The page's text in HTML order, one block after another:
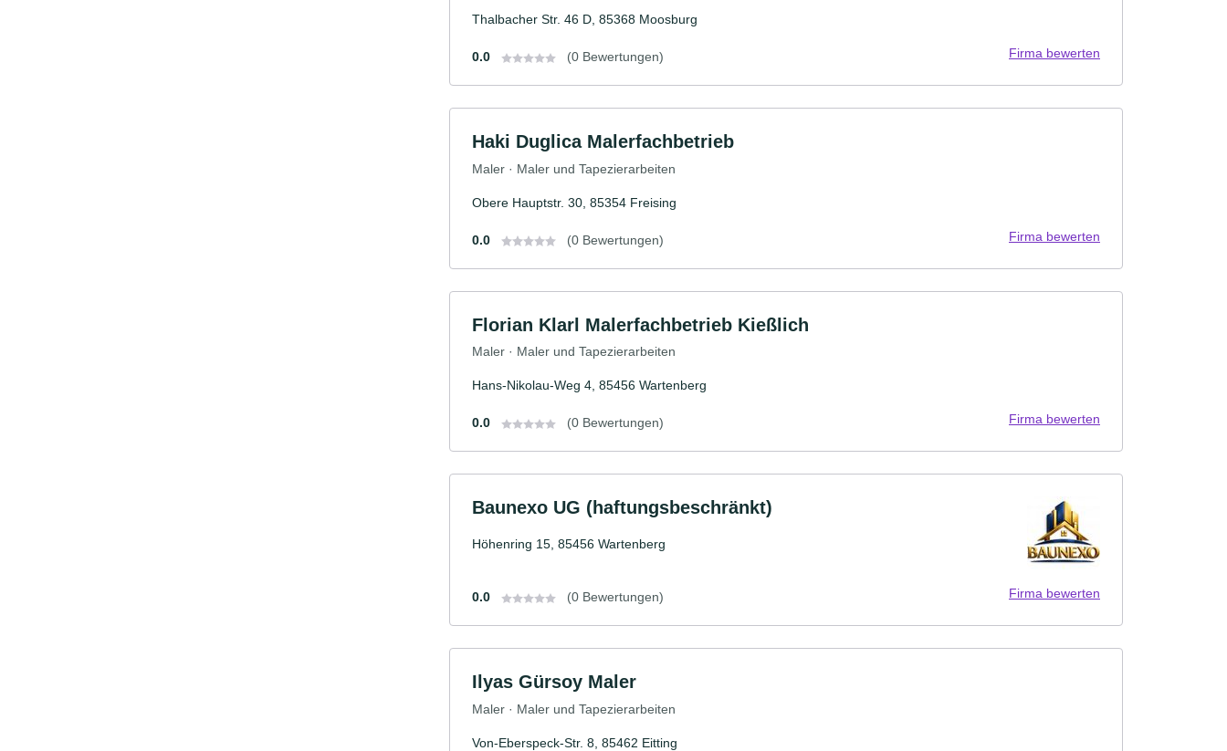
Thalbacher Str. 46 D, 85368 Moosburg
0.0 (0 Bewertungen) Firma bewerten
Haki Duglica Malerfachbetrieb
Maler · Maler und Tapezierarbeiten
Obere Hauptstr. 30, 85354 Freising
0.0 (0 Bewertungen) Firma bewerten
Florian Klarl Malerfachbetrieb Kießlich
Maler · Maler und Tapezierarbeiten
Hans-Nikolau-Weg 4, 85456 Wartenberg
0.0 (0 Bewertungen) Firma bewerten
Baunexo UG (haftungsbeschränkt)
Höhenring 15, 85456 Wartenberg
0.0 (0 Bewertungen) Firma bewerten
Ilyas Gürsoy Maler
Maler · Maler und Tapezierarbeiten
Von-Eberspeck-Str. 8, 85462 Eitting